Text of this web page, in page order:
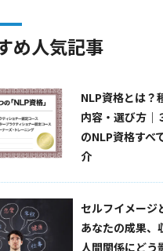
め人気記事
NLP資格とは？
内容・選び方｜
のNLP資格すべ
介
セルフイメージ
あなたの成果、
人間関係にどう